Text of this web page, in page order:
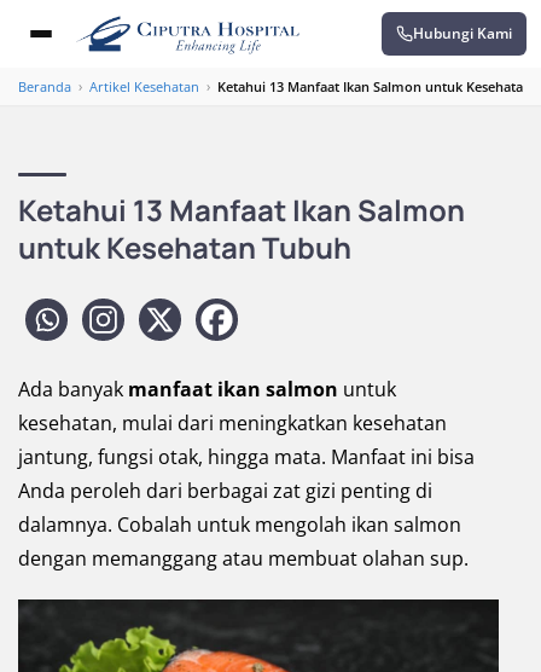
Hubungi Kami
Beranda › Artikel Kesehatan › Ketahui 13 Manfaat Ikan Salmon untuk Kesehatan
Ketahui 13 Manfaat Ikan Salmon
untuk Kesehatan Tubuh
Ada banyak manfaat ikan salmon untuk
kesehatan, mulai dari meningkatkan kesehatan
jantung, fungsi otak, hingga mata. Manfaat ini bisa
Anda peroleh dari berbagai zat gizi penting di
dalamnya. Cobalah untuk mengolah ikan salmon
dengan memanggang atau membuat olahan sup.